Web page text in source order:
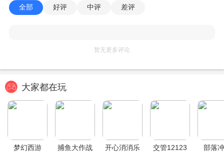
全部 好评 中评 差评
暂无更多评论
大家都在玩
梦幻西游 捕鱼大作战 开心消消乐 交管12123 部落